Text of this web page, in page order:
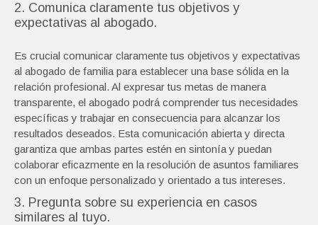
2. Comunica claramente tus objetivos y
expectativas al abogado.
Es crucial comunicar claramente tus objetivos y expectativas
al abogado de familia para establecer una base sólida en la
relación profesional. Al expresar tus metas de manera
transparente, el abogado podrá comprender tus necesidades
específicas y trabajar en consecuencia para alcanzar los
resultados deseados. Esta comunicación abierta y directa
garantiza que ambas partes estén en sintonía y puedan
colaborar eficazmente en la resolución de asuntos familiares
con un enfoque personalizado y orientado a tus intereses.
3. Pregunta sobre su experiencia en casos
similares al tuyo.